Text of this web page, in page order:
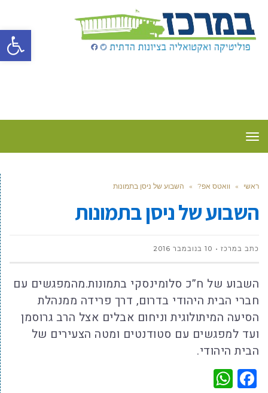
פתח
תפריט
ראשי » וואטס אפ? » השבוע של ניסן בתמונות
השבוע של ניסן בתמונות
כתב במרכז 10 בנובמבר 2016
השבוע של ח”כ סלומינסקי בתמונות.מהמפגשים עם
חברי הבית היהודי בדרום, דרך פרידה ממנהלת
הסיעה המיתולוגית וניחום אבלים אצל הרב גרוסמן
ועד למפגשים עם סטודנטים ומטה הצעירים של
הבית היהודי.
Facebook